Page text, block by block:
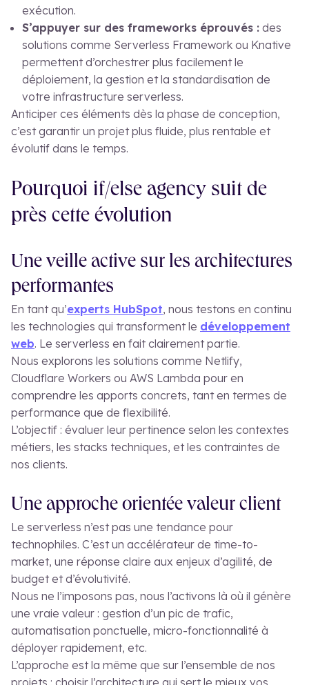
exécution.
S’appuyer sur des frameworks éprouvés : des
solutions comme Serverless Framework ou Knative
permettent d’orchestrer plus facilement le
déploiement, la gestion et la standardisation de
votre infrastructure serverless.
Anticiper ces éléments dès la phase de conception,
c’est garantir un projet plus fluide, plus rentable et
évolutif dans le temps.
Pourquoi if/else agency suit de
près cette évolution
Une veille active sur les architectures
performantes
En tant qu’experts HubSpot, nous testons en continu
les technologies qui transforment le développement
web. Le serverless en fait clairement partie.
Nous explorons les solutions comme Netlify,
Cloudflare Workers ou AWS Lambda pour en
comprendre les apports concrets, tant en termes de
performance que de flexibilité.
L’objectif : évaluer leur pertinence selon les contextes
métiers, les stacks techniques, et les contraintes de
nos clients.
Une approche orientée valeur client
Le serverless n’est pas une tendance pour
technophiles. C’est un accélérateur de time-to-
market, une réponse claire aux enjeux d’agilité, de
budget et d’évolutivité.
Nous ne l’imposons pas, nous l’activons là où il génère
une vraie valeur : gestion d’un pic de trafic,
automatisation ponctuelle, micro-fonctionnalité à
déployer rapidement, etc.
L’approche est la même que sur l’ensemble de nos